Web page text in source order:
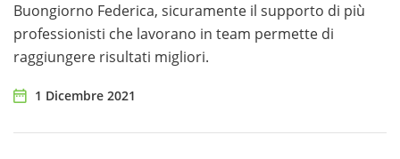
Buongiorno Federica, sicuramente il supporto di più
professionisti che lavorano in team permette di
raggiungere risultati migliori.
1 Dicembre 2021